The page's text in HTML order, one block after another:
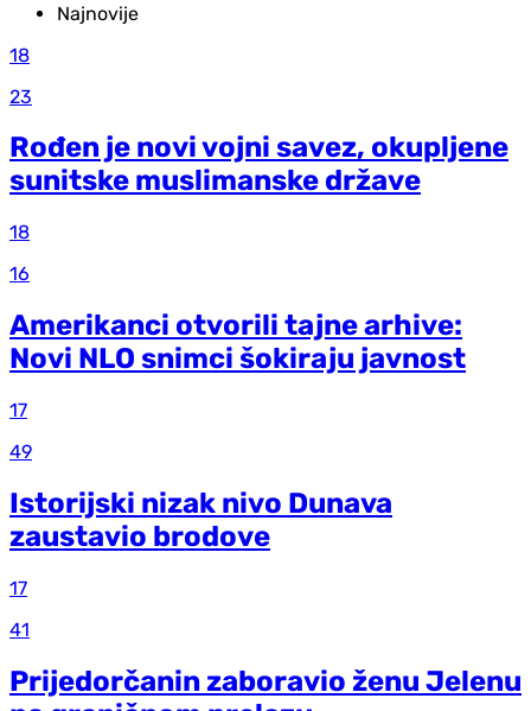
Najnovije
18
23
Rođen je novi vojni savez, okupljene
sunitske muslimanske države
18
16
Amerikanci otvorili tajne arhive:
Novi NLO snimci šokiraju javnost
17
49
Istorijski nizak nivo Dunava
zaustavio brodove
17
41
Prijedorčanin zaboravio ženu Jelenu